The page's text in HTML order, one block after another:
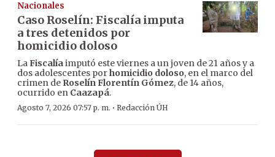
Nacionales
Caso Roselín: Fiscalía imputa
a tres detenidos por
homicidio doloso
LaFiscalíaimputó este viernes a un joven de 21 años y a
dos adolescentes porhomicidio doloso, en el marco del
crimen de Roselín Florentín Gómez, de 14 años,
ocurrido en Caazapá.
Agosto 7, 2026 07:57 p. m. · Redacción ÚH